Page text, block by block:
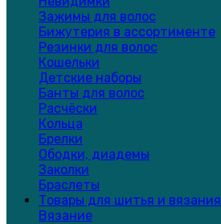
Зажимы для волос
Бижутерия в ассортименте
Резинки для волос
Кошельки
Детские наборы
Банты для волос
Расчёски
Кольца
Брелки
Ободки, диадемы
Заколки
Браслеты
Товары для шитья и вязания
Вязание